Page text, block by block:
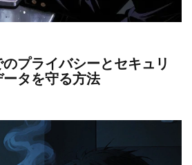
プライバシーとセキュリ
タを守る方法